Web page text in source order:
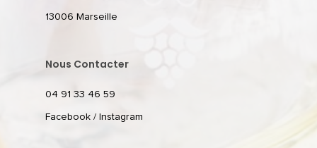
13006 Marseille
Nous Contacter
04 91 33 46 59
Facebook / Instagram